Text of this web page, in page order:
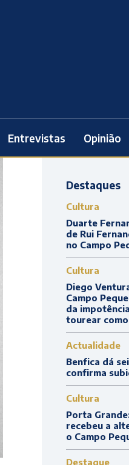
Entrevistas Opinião
Destaques
Cultura
Duarte
de Rui
no Campo
Cultura
Diego
Campo
da
tourear
Actualidade
Benfica dá
confirma
Cultura
Porta
recebeu a
o Campo
Destaque